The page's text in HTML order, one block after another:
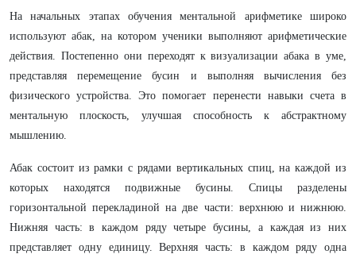
На начальных этапах обучения ментальной арифметике широко
используют абак, на котором ученики выполняют арифметические
действия. Постепенно они переходят к визуализации абака в уме,
представляя перемещение бусин и выполняя вычисления без
физического устройства. Это помогает перенести навыки счета в
ментальную плоскость, улучшая способность к абстрактному
мышлению.
Абак состоит из рамки с рядами вертикальных спиц, на каждой из
которых находятся подвижные бусины. Спицы разделены
горизонтальной перекладиной на две части: верхнюю и нижнюю.
Нижняя часть: в каждом ряду четыре бусины, а каждая из них
представляет одну единицу. Верхняя часть: в каждом ряду одна